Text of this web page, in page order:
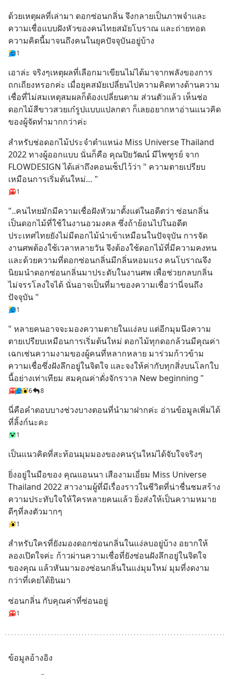
ด้วยเหตุผลที่เล่ามา ดอกซ่อนกลิ่น จึงกลายเป็นภาพจำและ
ความเชื่อแบบฝังหัวของคนไทยสมัยโบราณ และถ่ายทอด
ความคิดนี้มาจนถึงคนในยุคปัจจุบันอยู่บ้าง
1
เอาล่ะ จริงๆเหตุผลที่เลือกมาเขียนไม่ได้มาจากพลังของการ
ถกเถียงหรอกค่ะ เมื่อยุคสมัยเปลี่ยนไปความคิดทางด้านความ
เชื่อที่ไม่สมเหตุสมผลก็ต้องเปลี่ยนตาม ส่วนตัวแล้ว เห็นช่อ
ดอกไม้สีขาวสวยเก๋รูปแบบแปลกตา ก็เลยอยากหาอ่านแนวคิด
ของผู้จัดทำมากกว่าค่ะ
สำหรับช่อดอกไม้ประจำตำแหน่ง Miss Universe Thailand
2022 ทางผู้ออกแบบ นั่นก็คือ คุณปิยวัฒน์ มีไพฑูรย์ จาก
FLOWDESIGN ได้เล่าถึงคอนเซ็ปไว้ว่า " ความตายเปรียบ
เหมือนการเริ่มต้นใหม่… "
1
"..คนไทยมักมีความเชื่อฝังหัวมาตั้งแต่ในอดีตว่า ซ่อนกลิ่น
เป็นดอกไม้ที่ใช้ในงานอวมงคล ซึ่งถ้าย้อนไปในอดีต
ประเทศไทยยังไม่มีดอกไม้นำเข้าเหมือนในปัจจุบัน การจัด
งานศพต้องใช้เวลาหลายวัน จึงต้องใช้ดอกไม้ที่มีความคงทน
และด้วยความที่ดอกซ่อนกลิ่นมีกลิ่นหอมแรง คนโบราณจึง
นิยมนำดอกซ่อนกลิ่นมาประดับในงานศพ เพื่อช่วยกลบกลิ่น
ไม่จรรโลงใจได้ นั่นอาจเป็นที่มาของความเชื่อว่านี่จนถึง
ปัจจุบัน "
1
" หลายคนอาจจะมองความตายในแง่ลบ แต่อีกมุมนึงความ
ตายเปรียบเหมือนการเริ่มต้นใหม่ ดอกไม้ทุกดอกล้วนมีคุณค่า
เฉกเช่นความงามของผู้คนที่หลากหลาย มาร่วมก้าวข้าม
ความเชื่อซึ่งฝังลึกอยู่ในจิตใจ และจงให้ค่ากับทุกสิ่งบนโลกใบ
นี้อย่างเท่าเทียม สมคุณค่าดั่งจักรวาล New beginning "
6 8
นี่คือคำตอบบางช่วงบางตอนที่นำมาฝากค่ะ อ่านข้อมูลเพิ่มได้
ที่ลิ้งก์นะคะ
1
เป็นแนวคิดที่สะท้อนมุมมองของคนรุ่นใหม่ได้จับใจจริงๆ
ยิ่งอยู่ในมือของ คุณแอนนา เสืองามเอี่ยม Miss Universe
Thailand 2022 สาวงามผู้ที่มีเรื่องราวในชีวิตที่น่าชื่นชมสร้าง
ความประทับใจให้ใครหลายคนแล้ว ยิ่งส่งให้เป็นความหมาย
ดีๆที่ลงตัวมากๆ
1
สำหรับใครที่ยังมองดอกซ่อนกลิ่นในแง่ลบอยู่บ้าง อยากให้
ลองเปิดใจค่ะ ก้าวผ่านความเชื่อที่ยังซ่อนฝังลึกอยู่ในจิตใจ
ของคุณ แล้วหันมามองซ่อนกลิ่นในแง่มุมใหม่ มุมที่งดงาม
กว่าที่เคยได้ยินมา
ซ่อนกลิ่น กับคุณค่าที่ซ่อนอยู่
1
ข้อมูลอ้างอิง